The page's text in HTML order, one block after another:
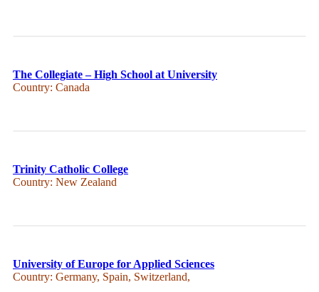
The Collegiate – High School at University
Country: Canada
Trinity Catholic College
Country: New Zealand
University of Europe for Applied Sciences
Country: Germany, Spain, Switzerland,